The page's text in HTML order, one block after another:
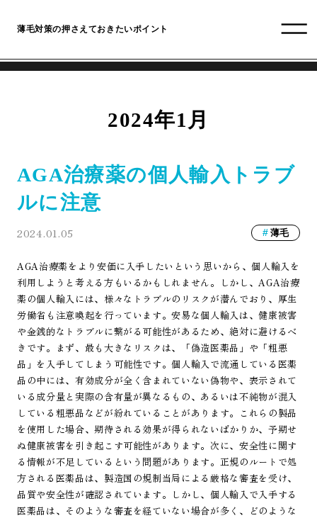
薄毛対策の押さえておきたいポイント
2024年1月
AGA治療薬の個人輸入トラブ
ルに注意
2024.01.05 薄毛
AGA治療薬をより安価に入手したいという思いから、個人輸入を
利用しようと考える方もいるかもしれません。しかし、AGA治療
薬の個人輸入には、様々なトラブルのリスクが潜んでおり、厚生
労働省も注意喚起を行っています。安易な個人輸入は、健康被害
や金銭的なトラブルに繋がる可能性があるため、絶対に避けるべ
きです。まず、最も大きなリスクは、「偽造医薬品」や「粗悪
品」を入手してしまう可能性です。個人輸入で流通している医薬
品の中には、有効成分が全く含まれていない偽物や、表示されて
いる成分量と実際の含有量が異なるもの、あるいは不純物が混入
している粗悪品などが紛れていることがあります。これらの製品
を使用した場合、期待される効果が得られないばかりか、予期せ
ぬ健康被害を引き起こす可能性があります。次に、安全性に関す
る情報が不足しているという問題があります。正規のルートで処
方される医薬品は、製造国の規制当局による厳格な審査を受け、
品質や安全性が確認されています。しかし、個人輸入で入手する
医薬品は、そのような審査を経ていない場合が多く、どのような